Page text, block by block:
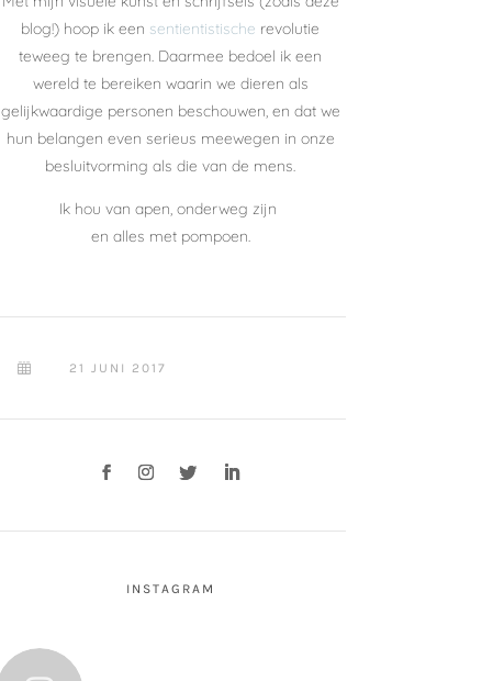
blog!) hoop ik een sentientistische revolutie
teweeg te brengen. Daarmee bedoel ik een
wereld te bereiken waarin we dieren als
gelijkwaardige personen beschouwen, en dat we
hun belangen even serieus meewegen in onze
besluitvorming als die van de mens.
Ik hou van apen, onderweg zijn
en alles met pompoen.
 21 JUNI 2017
INSTAGRAM